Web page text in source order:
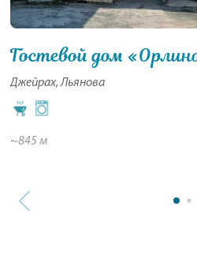
Гостевой дом
Джейрах, Льянова
~845 м